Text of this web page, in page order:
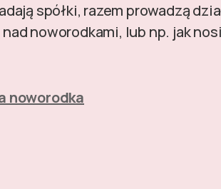
spółki, razem prowadzą
noworodkami, lub np. jak
noworodka